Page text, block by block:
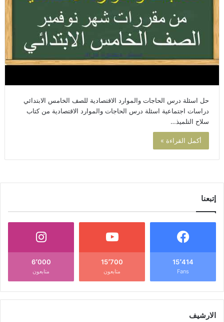
حل اسئلة درس الحاجات والموارد الاقتصادية للصف الخامس الابتدائي
دراسات اجتماعية اسئلة درس الحاجات والموارد الاقتصادية من كتاب
سلاح التلميذ…
أكمل القراءة »
إتبعنا
15٬414
Fans
15٬700
متابعون
6٬000
متابعون
الارشيف